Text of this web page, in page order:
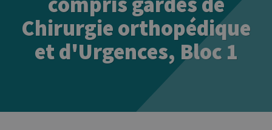
Chirurgie orthopédique
et d'Urgences, Bloc 1